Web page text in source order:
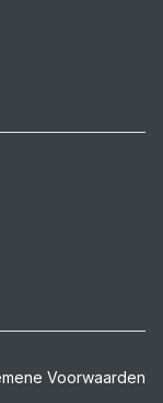
Voorwaarden